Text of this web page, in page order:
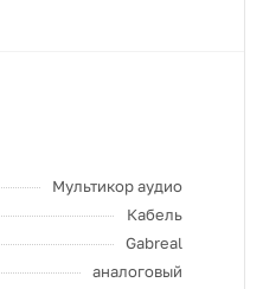
Мультикор аудио
Кабель
Gabreal
аналоговый